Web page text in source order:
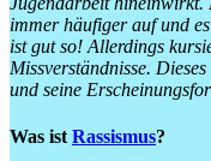
immer häufiger auf und
ist gut so! Allerdings
Missverständnisse.
und seine
Was ist Rassismus?